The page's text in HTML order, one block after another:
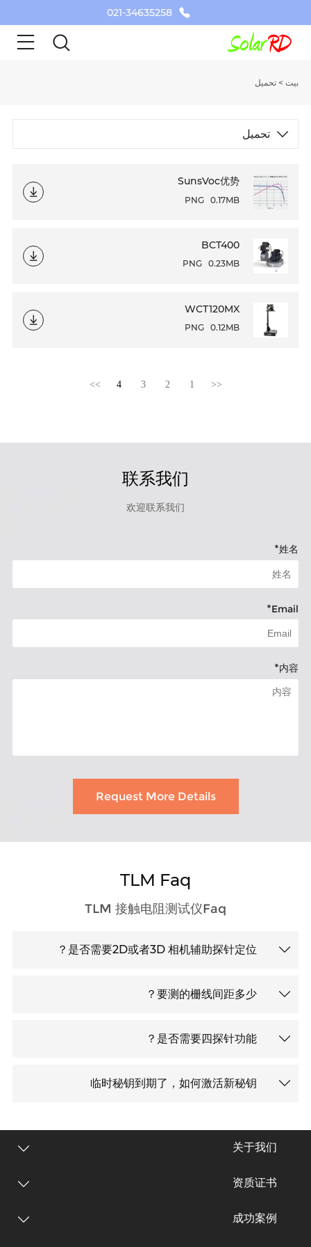
021-34635258
بيت> تحميل
تحميل
SunsVoc优势
PNG 0.17MB
BCT400
PNG 0.23MB
WCT120MX
PNG 0.12MB
<<
1
2
3
4
>>
联系我们
欢迎联系我们
姓名
*
Email
*
内容
*
Request More Details
TLM Faq
TLM 接触电阻测试仪Faq
是否需要2D或者3D 相机辅助探针定位？
要测的栅线间距多少？
是否需要四探针功能？
临时秘钥到期了，如何激活新秘钥
关于我们
资质证书
成功案例